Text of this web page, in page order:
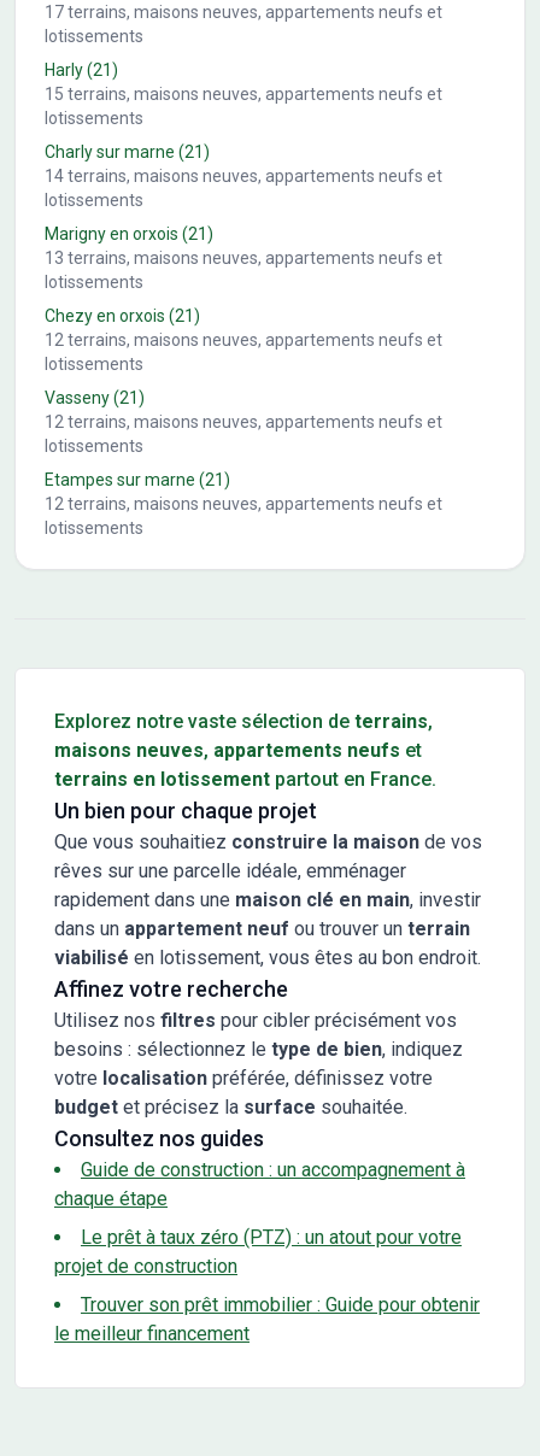
17terrains, maisons neuves, appartements neufs et
lotissements
Harly(21)
15 terrains, maisons neuves, appartements neufs et
lotissements
Charly sur marne (21)
14terrains, maisons neuves, appartements neufs et
lotissements
Marigny en orxois (21)
13 terrains, maisons neuves, appartements neufs et
lotissements
Chezy en orxois (21)
12 terrains, maisons neuves, appartements neufs et
lotissements
Vasseny(21)
12 terrains, maisons neuves, appartements neufs et
lotissements
Etampes sur marne (21)
12 terrains, maisons neuves, appartements neufs et
lotissements
Explorez notre vaste sélection de terrains,
maisons neuves, appartements neufs et
terrains en lotissement partout en France.
Un bien pour chaque projet
Que vous souhaitiez construire la maison de vos
rêves sur une parcelle idéale, emménager
rapidement dans une maison clé en main, investir
dans un appartement neuf ou trouver un terrain
viabilisé en lotissement, vous êtes au bon endroit.
Affinez votre recherche
Utilisez nos filtres pour cibler précisément vos
besoins : sélectionnez le type de bien, indiquez
votre localisation préférée, définissez votre
budget et précisez la surface souhaitée.
Consultez nos guides
Guide de construction : un accompagnement à
chaque étape
Le prêt à taux zéro (PTZ) : un atout pour votre
projet de construction
Trouver son prêt immobilier : Guide pour obtenir
le meilleur financement